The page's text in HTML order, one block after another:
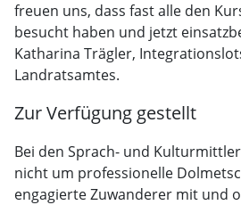
freuen uns, dass fast alle den
besucht haben und jetzt
Katharina Trägler,
Landratsamtes.
Zur Verfügung gestellt
Bei den Sprach- und
nicht um professionelle
engagierte Zuwanderer mit und